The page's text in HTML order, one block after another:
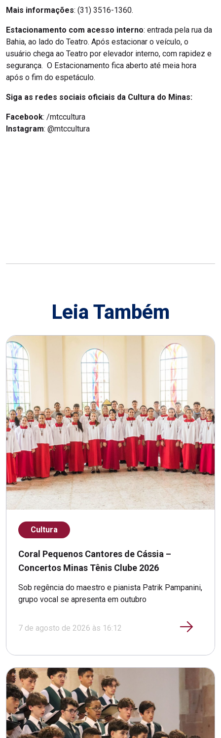
Mais informações: (31) 3516-1360.
Estacionamento com acesso interno: entrada pela rua da
Bahia, ao lado do Teatro. Após estacionar o veículo, o
usuário chega ao Teatro por elevador interno, com rapidez e
segurança. O Estacionamento fica aberto até meia hora
após o fim do espetáculo.
Siga as redes sociais oficiais da Cultura do Minas:
Facebook: /mtccultura
Instagram: @mtccultura
Leia Também
Cultura
Coral Pequenos Cantores de Cássia –
Concertos Minas Tênis Clube 2026
Sob regência do maestro e pianista Patrik Pampanini,
grupo vocal se apresenta em outubro
7 de agosto de 2026 às 16:12